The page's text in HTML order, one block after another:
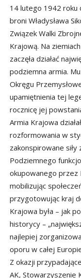
14 lutego 1942 roku
broni Władysława
Związek Walki
Krajową. Na
zaczęła działać
podziemna armia.
Okręgu
upamiętnienia tej
rocznicę jej
Armia Krajowa
rozformowania w
zakonspirowane
Podziemnego
okupowanego przez
mobilizując
przygotowując kraj
Krajowa była – jak
historycy –
najlepiej
oporu w całej
Z okazji
AK, Stowarzyszenie